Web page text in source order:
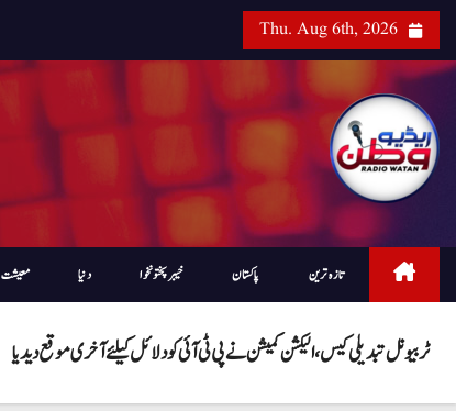
i
Thu. Aug 6th, 2026
تازہ ترین پاکستان خیبرپختونخوا دنیا معیشت
ٹربیونل تبدیلی کیس، الیکشن کمیشن نے پی ٹی آئی کو دلائل کیلئے آخری موقع دیدیا